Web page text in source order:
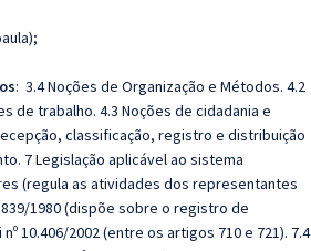
: 3.4 Noções de Organização e Métodos. 4.2
de trabalho. 4.3 Noções de cidadania e
classificação, registro e distribuição
7 Legislação aplicável ao sistema
(regula as atividades dos representantes
1980 (dispõe sobre o registro de
10.406/2002 (entre os artigos 710 e 721). 7.4